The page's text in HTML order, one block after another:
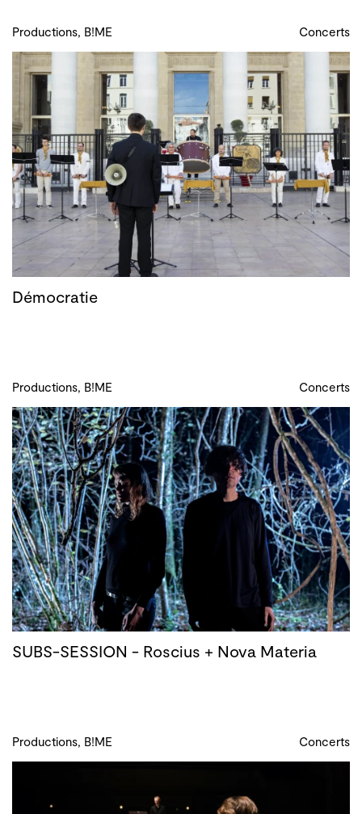
Productions, B!ME Concerts
Démocratie
Productions, B!ME Concerts
SUBS-SESSION - Roscius + Nova Materia
Productions, B!ME Concerts